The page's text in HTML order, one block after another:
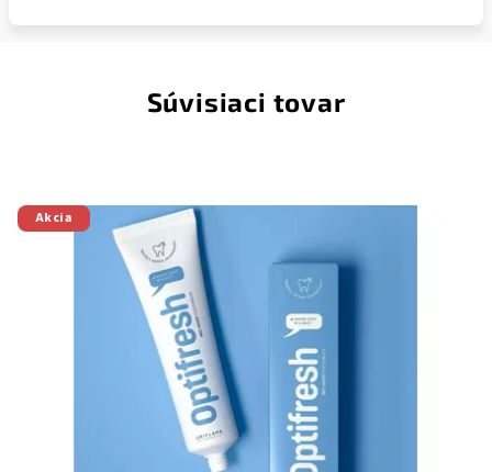
Súvisiaci tovar
Akcia